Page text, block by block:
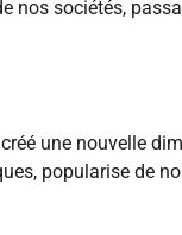
sociétés,
une nouvelle
popularise de